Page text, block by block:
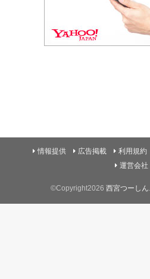
情報提供 広告掲載 利用規約
運営会社
©Copyright2026 西宮つーしん